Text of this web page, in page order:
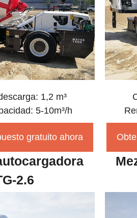
1,2 m³
5-10m³/h
gratuito ahora
2.6